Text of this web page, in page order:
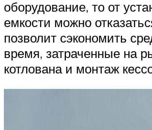
оборудование, то от
емкости можно
позволит сэкономить
время, затраченные на
котлована и монтаж